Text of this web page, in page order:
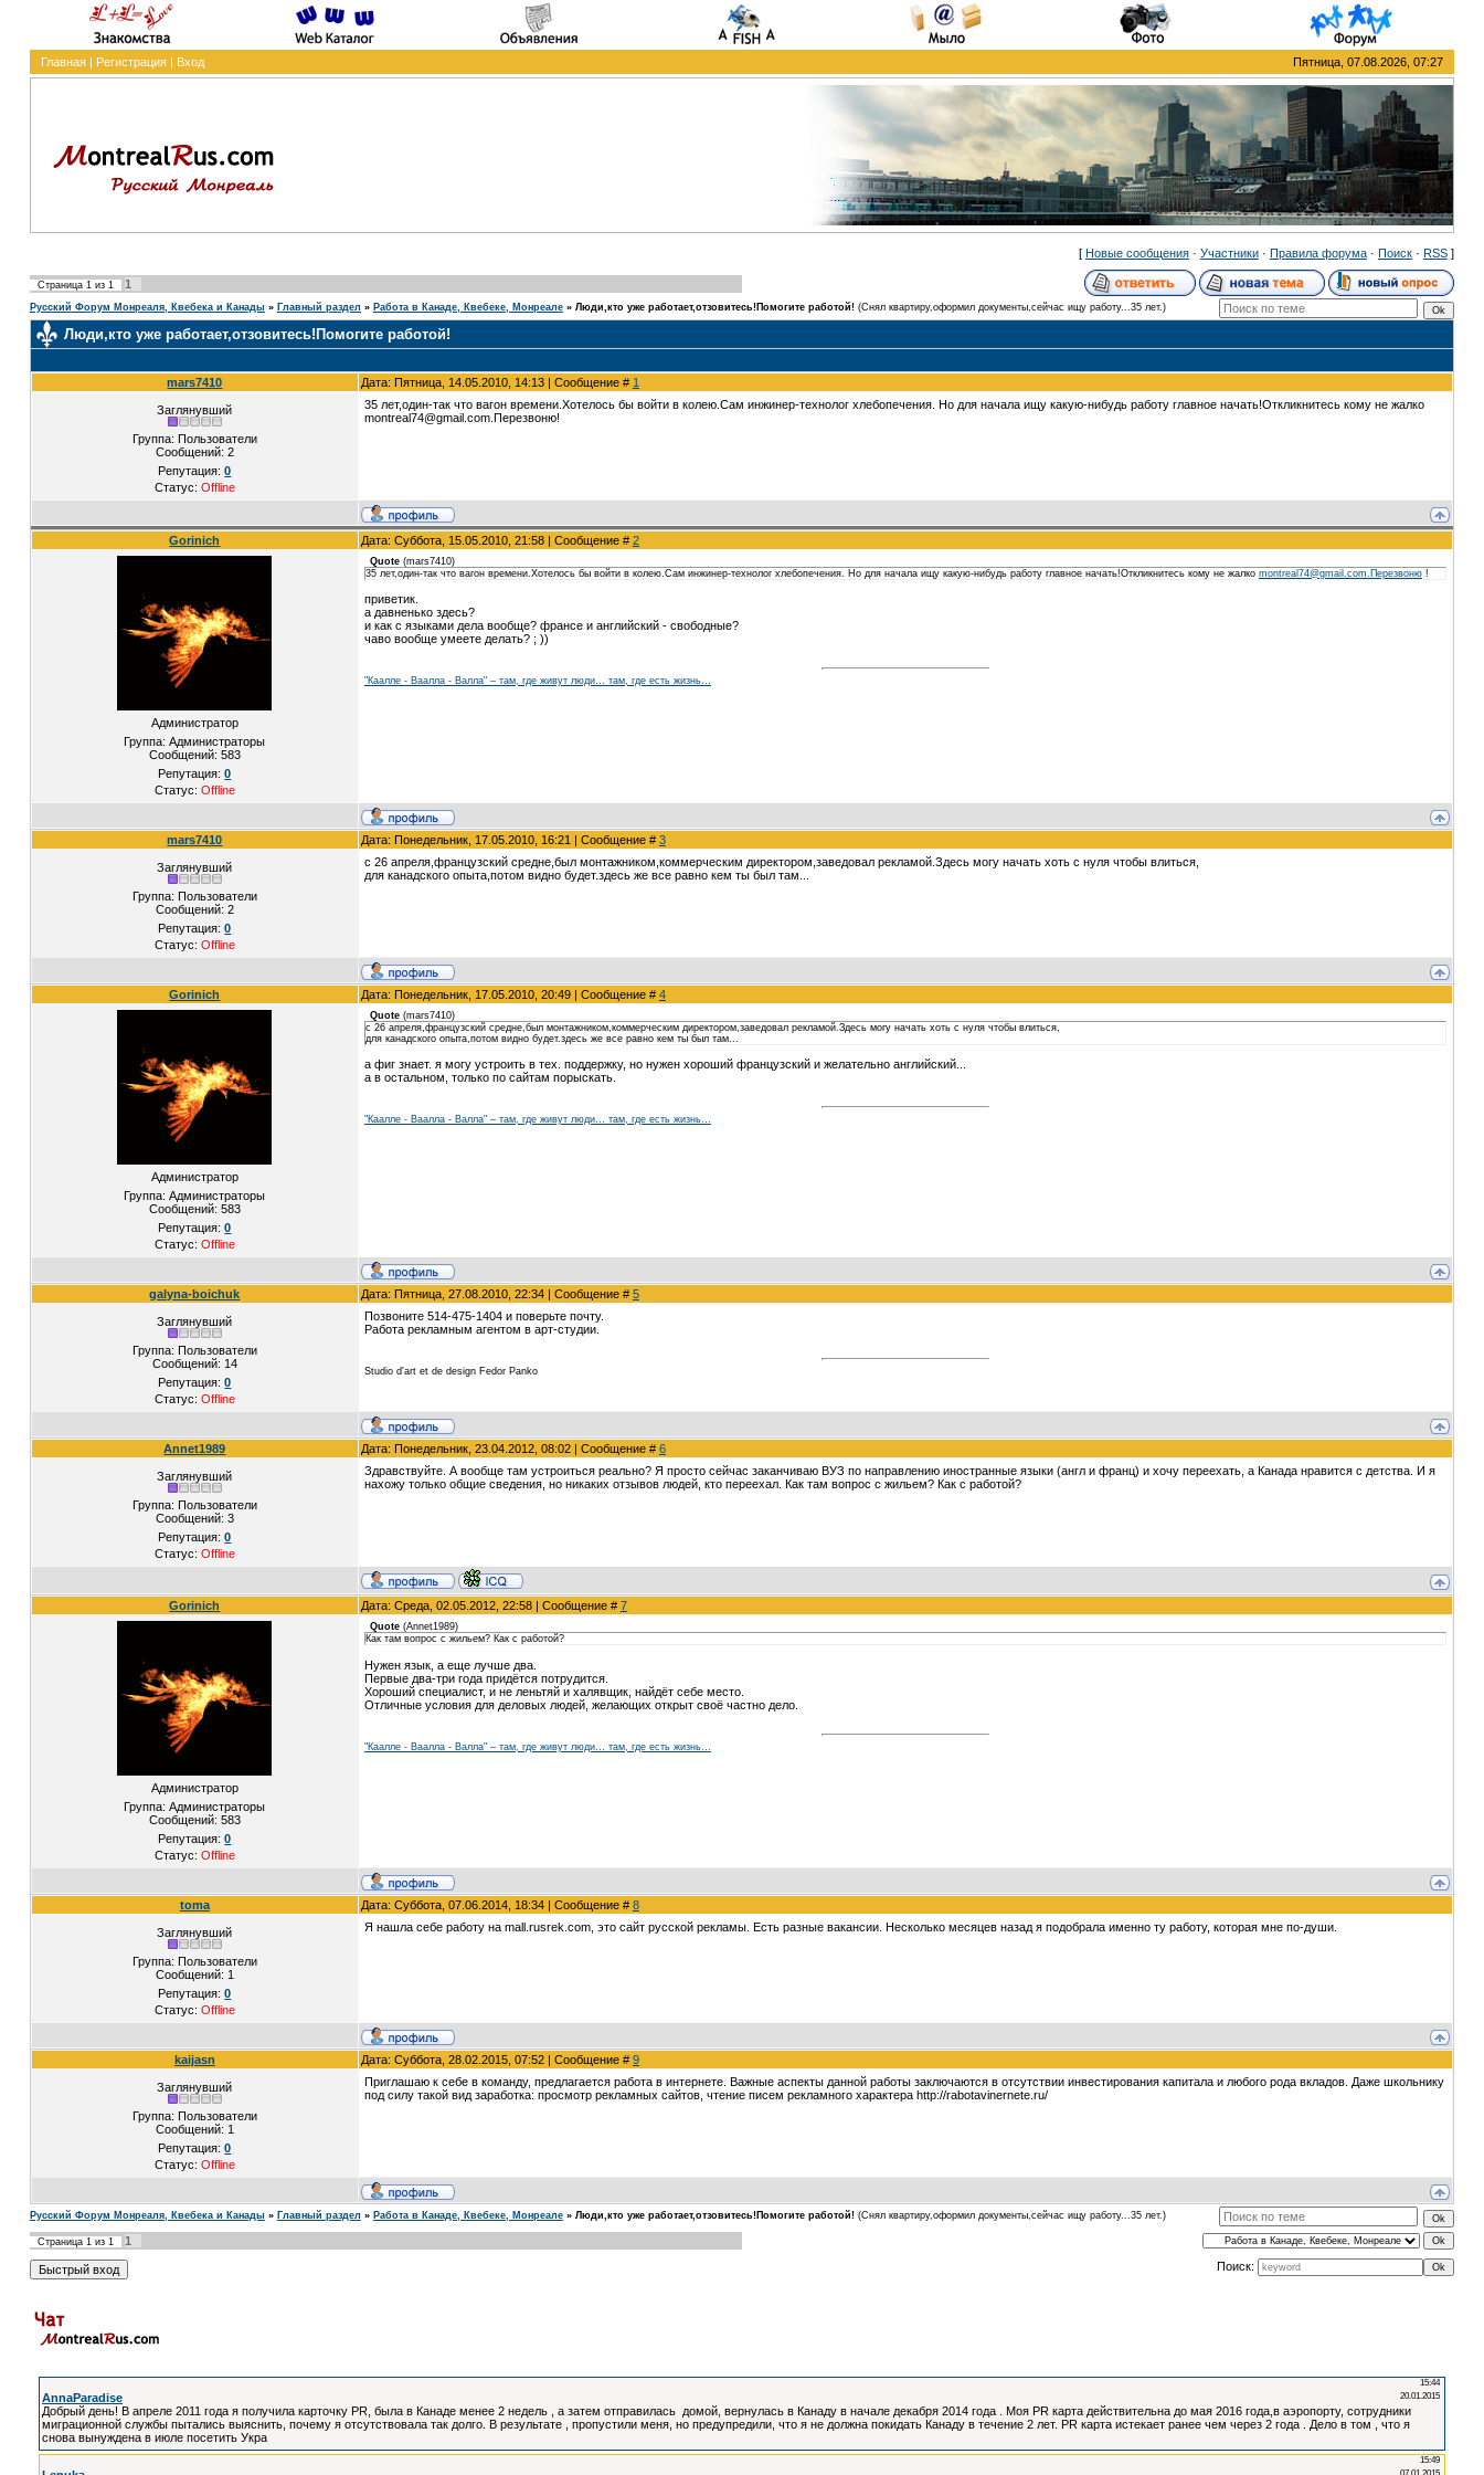
Главная| Регистрация| Вход Пятница, 07.08.2026, 07:27
[ Новые сообщения· Участники· Правила форума· Поиск· RSS]
Страница 1из 1 1
Русский Форум Монреаля, Квебека и Канады » Главный раздел » Работа в Канаде, Квебеке, Монреале » Люди,кто уже работает,отзовитесь!Помогите работой! (Снял квартиру,оформил документы,сейчас ищу работу...35 лет.)
Люди,кто уже работает,отзовитесь!Помогите работой!
mars7410 Дата: Пятница, 14.05.2010, 14:13 | Сообщение # 1
Заглянувший
Группа: Пользователи
Сообщений: 2
Репутация:0
Статус: Offline
35 лет,один-так что вагон времени.Хотелось бы войти в колею.Сам инжинер-технолог хлебопечения. Но для начала ищу какую-нибудь работу главное начать!Откликнитесь кому не жалко
montreal74@gmail.com.Перезвоню!
Gorinich Дата: Суббота, 15.05.2010, 21:58 | Сообщение # 2
Администратор
Группа: Администраторы
Сообщений: 583
Репутация:0
Статус: Offline
Quote(mars7410)
35 лет,один-так что вагон времени.Хотелось бы войти в колею.Сам инжинер-технолог хлебопечения. Но для начала ищу какую-нибудь работу главное начать!Откликнитесь кому не жалко montreal74@gmail.com.Перезвоню!
приветик.
а давненько здесь?
и как с языками дела вообще? франсе и английский - свободные?
чаво вообще умеете делать? ; ))
"Каалле - Ваалла - Валла" – там, где живут люди… там, где есть жизнь…
mars7410 Дата: Понедельник, 17.05.2010, 16:21 | Сообщение # 3
Заглянувший
Группа: Пользователи
Сообщений: 2
Репутация:0
Статус: Offline
с 26 апреля,французский средне,был монтажником,коммерческим директором,заведовал рекламой.Здесь могу начать хоть с нуля чтобы влиться,
для канадского опыта,потом видно будет.здесь же все равно кем ты был там...
Gorinich Дата: Понедельник, 17.05.2010, 20:49 | Сообщение # 4
Администратор
Группа: Администраторы
Сообщений: 583
Репутация:0
Статус: Offline
Quote(mars7410)
с 26 апреля,французский средне,был монтажником,коммерческим директором,заведовал рекламой.Здесь могу начать хоть с нуля чтобы влиться,
для канадского опыта,потом видно будет.здесь же все равно кем ты был там...
а фиг знает. я могу устроить в тех. поддержку, но нужен хороший французский и желательно английский...
а в остальном, только по сайтам порыскать.
"Каалле - Ваалла - Валла" – там, где живут люди… там, где есть жизнь…
galyna-boichuk Дата: Пятница, 27.08.2010, 22:34 | Сообщение # 5
Заглянувший
Группа: Пользователи
Сообщений: 14
Репутация:0
Статус: Offline
Позвоните 514-475-1404 и поверьте почту.
Работа рекламным агентом в арт-студии.
Studio d'art et de design Fedor Panko
Annet1989 Дата: Понедельник, 23.04.2012, 08:02 | Сообщение # 6
Заглянувший
Группа: Пользователи
Сообщений: 3
Репутация:0
Статус: Offline
Здравствуйте. А вообще там устроиться реально? Я просто сейчас заканчиваю ВУЗ по направлению иностранные языки (англ и франц) и хочу переехать, а Канада нравится с детства. И я
нахожу только общие сведения, но никаких отзывов людей, кто переехал. Как там вопрос с жильем? Как с работой?
Gorinich Дата: Среда, 02.05.2012, 22:58 | Сообщение # 7
Администратор
Группа: Администраторы
Сообщений: 583
Репутация:0
Статус: Offline
Quote(Annet1989)
Как там вопрос с жильем? Как с работой?
Нужен язык, а еще лучше два.
Первые два-три года придётся потрудится.
Хороший специалист, и не леньтяй и халявщик, найдёт себе место.
Отличные условия для деловых людей, желающих открыт своё частно дело.
"Каалле - Ваалла - Валла" – там, где живут люди… там, где есть жизнь…
toma Дата: Суббота, 07.06.2014, 18:34 | Сообщение # 8
Заглянувший
Группа: Пользователи
Сообщений: 1
Репутация:0
Статус: Offline
Я нашла себе работу на mall.rusrek.com, это сайт русской рекламы. Есть разные вакансии. Несколько месяцев назад я подобрала именно ту работу, которая мне по-души.
kaijasn Дата: Суббота, 28.02.2015, 07:52 | Сообщение # 9
Заглянувший
Группа: Пользователи
Сообщений: 1
Репутация:0
Статус: Offline
Приглашаю к себе в команду, предлагается работа в интернете. Важные аспекты данной работы заключаются в отсутствии инвестирования капитала и любого рода вкладов. Даже школьнику
под силу такой вид заработка: просмотр рекламных сайтов, чтение писем рекламного характера http://rabotavinernete.ru/
Русский Форум Монреаля, Квебека и Канады » Главный раздел » Работа в Канаде, Квебеке, Монреале » Люди,кто уже работает,отзовитесь!Помогите работой! (Снял квартиру,оформил документы,сейчас ищу работу...35 лет.)
Страница 1из 1
1
Поиск: